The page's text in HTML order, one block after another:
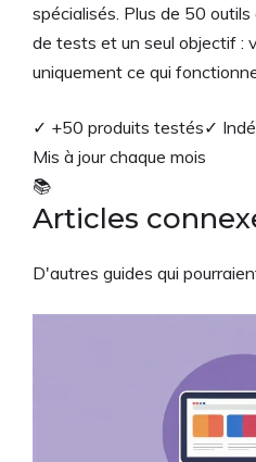
spécialisés. Plus de 50
de tests et un seul objectif :
uniquement ce qui
✓ +50 produits testés✓
Mis à jour chaque mois
📚
Articles
D'autres guides qui